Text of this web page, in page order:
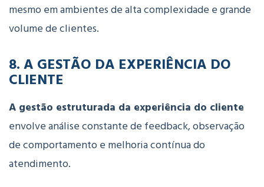
mesmoemambientesdealtacomplexidade egrande
volumedeclientes.
8.A GESTÃO DA EXPERIÊNCIA DO
CLIENTE
A gestão estruturada da experiência do cliente
envolveanáliseconstantede feedback,observação
decomportamentoe melhoriacontínuado
atendimento.